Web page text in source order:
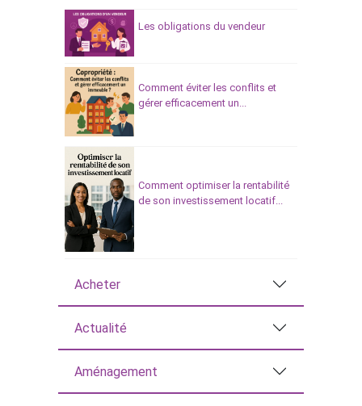
Les obligations du vendeur
Comment éviter les conflits et
gérer efficacement un...
Comment optimiser la rentabilité
de son investissement locatif...
Acheter
Actualité
Aménagement